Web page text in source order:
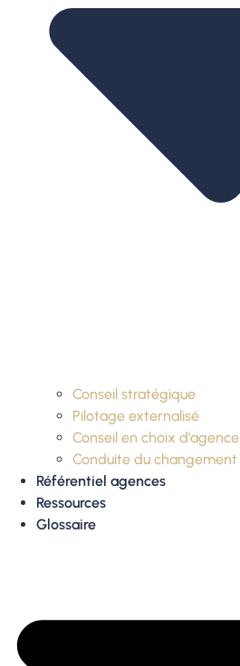
Conseil stratégique
Pilotage externalisé
Conseil en choix d’agence
Conduite du changement
Référentiel agences
Ressources
Glossaire